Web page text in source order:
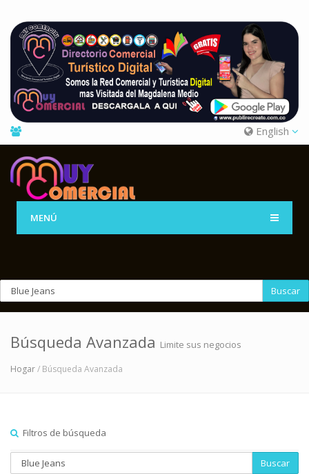
English
MENÚ
Buscar
Búsqueda Avanzada Limite sus negocios
Hogar/ Búsqueda Avanzada
Filtros de búsqueda
Buscar